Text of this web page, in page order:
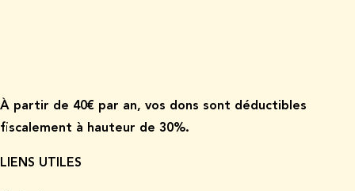
À partir de 40€ par an, vos dons sont déductibles
fiscalement à hauteur de 30%.
LIENS UTILES